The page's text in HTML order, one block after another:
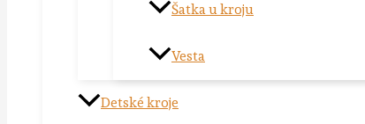
Šatka u kroju
Vesta
Detské kroje